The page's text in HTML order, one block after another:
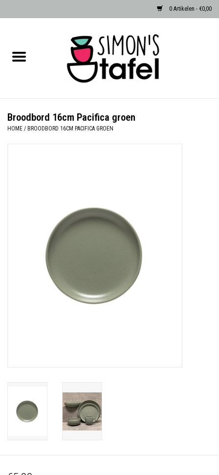
0 Artikelen - €0,00
Albast waxinehouders van Zenza
Over Simon's Tafel
Cadeaubonnen
Broodbord 16cm Pacifica groen
HOME / BROODBORD 16CM PACIFICA GROEN